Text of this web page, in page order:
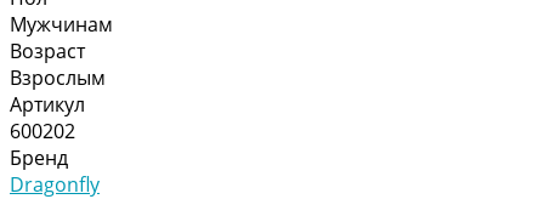
Мужчинам
Возраст
Взрослым
Артикул
600202
Бренд
Dragonfly